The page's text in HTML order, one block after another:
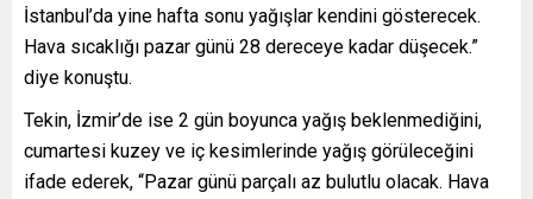
İstanbul’da yine hafta sonu yağışlar kendini gösterecek.
Hava sıcaklığı pazar günü 28 dereceye kadar düşecek.”
diye konuştu.
Tekin, İzmir’de ise 2 gün boyunca yağış beklenmediğini,
cumartesi kuzey ve iç kesimlerinde yağış görüleceğini
ifade ederek, “Pazar günü parçalı az bulutlu olacak. Hava